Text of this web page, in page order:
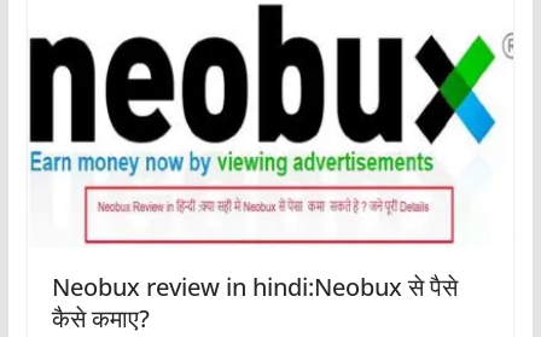
Neobux review in hindi:Neobux से पैसे
कैसे कमाए?